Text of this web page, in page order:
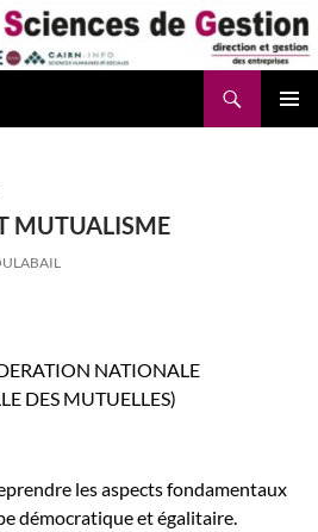
MUTUALISME
NATIONALE
DES MUTUELLES)
les aspects fondamentaux
démocratique et égalitaire.